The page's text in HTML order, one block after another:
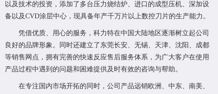
以及技术的投资，添加了多台压力烧结炉、进口的成型压机、深加设
备以及CVD涂层中心，现具备年产千万片以上数控刀片的生产能力。
凭借优质、用心的服务，科力特在中国大陆地区逐渐树立起公司
良好的品牌形象。同时还建立了东莞长安、无锡、天津、沈阳、成都
等销售网点，拥有完善的快速反应售后服务体系，为广大客户在使用
产品过程中遇到的问题和困难提供及时有效的咨询与帮助。
在专注国内市场开拓的同时，公司产品远销欧洲、中东、南美、